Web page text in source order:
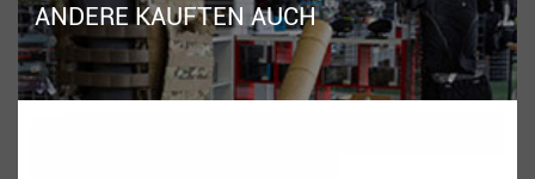
ANDERE KAUFTEN AUCH